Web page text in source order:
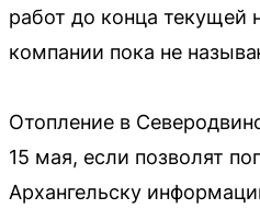
работ до конца текущей
компании пока не
Отопление в
15 мая, если позволят
Архангельску